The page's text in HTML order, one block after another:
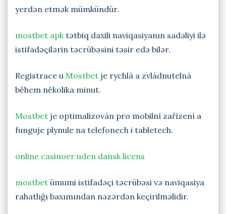
yerdən etmək mümkündür.
mostbet apktətbiq daxili naviqasiyanın sadəliyi ilə
istifadəçilərin təcrübəsini təsir edə bilər.
Registrace u Mostbet je rychlá a zvládnutelná
během několika minut.
Mostbet je optimalizován pro mobilní zařízení a
funguje plynule na telefonech i tabletech.
online casinoer uden dansk licens
mostbet ümumi istifadəçi təcrübəsi və naviqasiya
rahatlığı baxımından nəzərdən keçirilməlidir.